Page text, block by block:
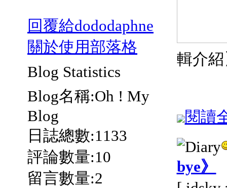
回覆給dododaphne
關於使用部落格
Blog Statistics
Blog名稱:Oh ! My
Blog
日誌總數:1133
評論數量:10
留言數量:2
輯介
閱讀
bye》